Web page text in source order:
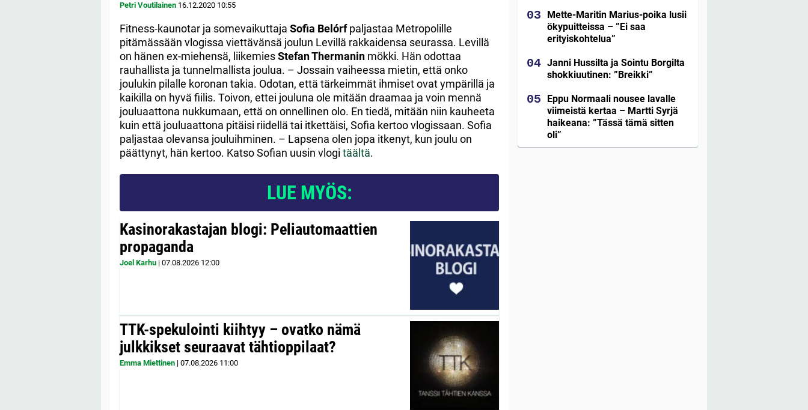
Petri Voutilainen 16.12.2020 10:55
Fitness-kaunotar ja somevaikuttaja Sofia Belórfpaljastaa Metropolille
pitämässään vlogissa viettävänsä joulun Levillä rakkaidensa seurassa. Levillä
on hänen ex-miehensä, liikemiesStefan Thermanin mökki. Hän odottaa
rauhallista ja tunnelmallista joulua. – Jossain vaiheessa mietin, että onko
joulukin pilalle koronan takia. Odotan, että tärkeimmät ihmiset ovat ympärillä ja
kaikilla on hyvä fiilis. Toivon, ettei jouluna ole mitään draamaa ja voin mennä
jouluaattona nukkumaan, että on onnellinen olo. En tiedä, mitään niin kauheeta
kuin että jouluaattona pitäisi riidellä tai itkettäisi, Sofia kertoo vlogissaan. Sofia
paljastaa olevansa jouluihminen. – Lapsena olen jopa itkenyt, kun joulu on
päättynyt, hän kertoo. Katso Sofian uusin vlogi täältä.
LUE MYÖS:
Kasinorakastajan blogi: Peliautomaattien
propaganda
Joel Karhu | 07.08.2026 12:00
TTK-spekulointi kiihtyy – ovatko nämä
julkkikset seuraavat tähtioppilaat?
Emma Miettinen | 07.08.2026 11:00
Mette-Maritin Marius-poika lusii
ökypuitteissa – ”Ei saa
erityiskohtelua”
Janni Hussilta ja Sointu Borgilta
shokkiuutinen: ”Breikki”
Eppu Normaali nousee lavalle
viimeistä kertaa – Martti Syrjä
haikeana: ”Tässä tämä sitten
oli”